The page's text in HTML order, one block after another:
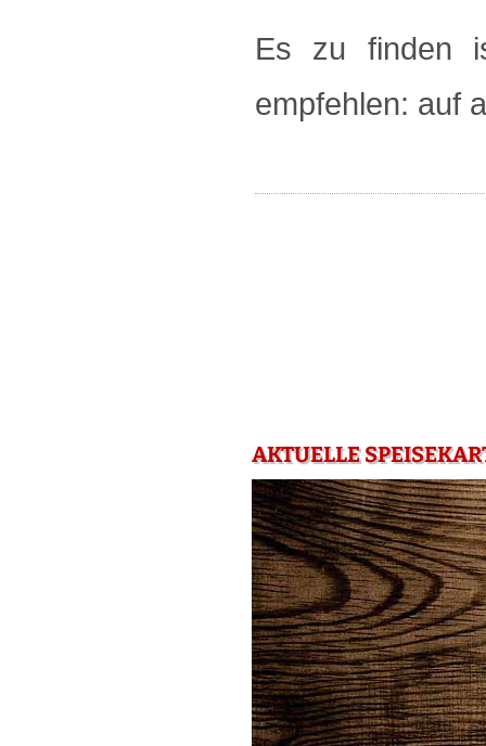
Es zu finden
empfehlen: auf
AKTUELLE